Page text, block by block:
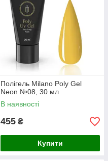
Полігель Milano Poly Gel
Neon №08, 30 мл
В наявності
455 ₴
Купити